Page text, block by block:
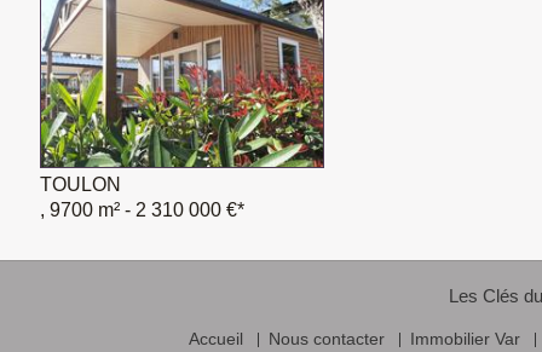
TOULON
, 9700 m² - 2 310 000 €*
Les Clés
Accueil Nous contacter Immobilier Var